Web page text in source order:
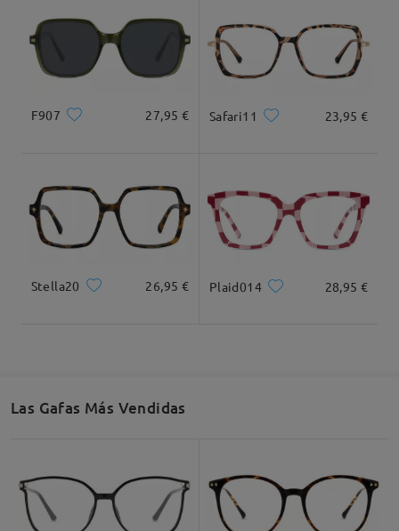
Leer todos los
comentarios
Deje su comentario
F907 27,95 € Safari11 23,95 €
Stella20 26,95 € Plaid014 28,95 €
Las Gafas Más Vendidas